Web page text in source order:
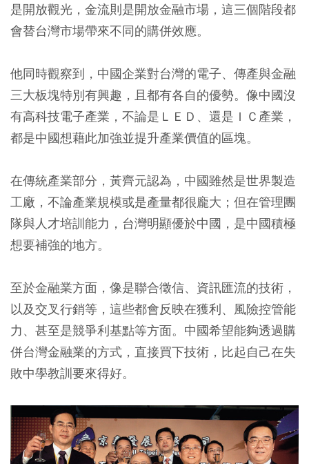
是開放觀光，金流則是開放金融市場，這三個階段都
會替台灣市場帶來不同的購併效應。
他同時觀察到，中國企業對台灣的電子、傳產與金融
三大板塊特別有興趣，且都有各自的優勢。像中國沒
有高科技電子產業，不論是ＬＥＤ、還是ＩＣ產業，
都是中國想藉此加強並提升產業價值的區塊。
在傳統產業部分，黃齊元認為，中國雖然是世界製造
工廠，不論產業規模或是產量都很龐大；但在管理團
隊與人才培訓能力，台灣明顯優於中國，是中國積極
想要補強的地方。
至於金融業方面，像是聯合徵信、資訊匯流的技術，
以及交叉行銷等，這些都會反映在獲利、風險控管能
力、甚至是競爭利基點等方面。中國希望能夠透過購
併台灣金融業的方式，直接買下技術，比起自己在失
敗中學教訓要來得好。